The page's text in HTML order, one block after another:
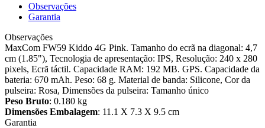
Observações
Garantia
Observações
MaxCom FW59 Kiddo 4G Pink. Tamanho do ecrã na diagonal: 4,7
cm (1.85"), Tecnologia de apresentação: IPS, Resolução: 240 x 280
pixels, Ecrã táctil. Capacidade RAM: 192 MB. GPS. Capacidade da
bateria: 670 mAh. Peso: 68 g. Material de banda: Silicone, Cor da
pulseira: Rosa, Dimensões da pulseira: Tamanho único
Peso Bruto: 0.180 kg
Dimensões Embalagem: 11.1 X 7.3 X 9.5 cm
Garantia